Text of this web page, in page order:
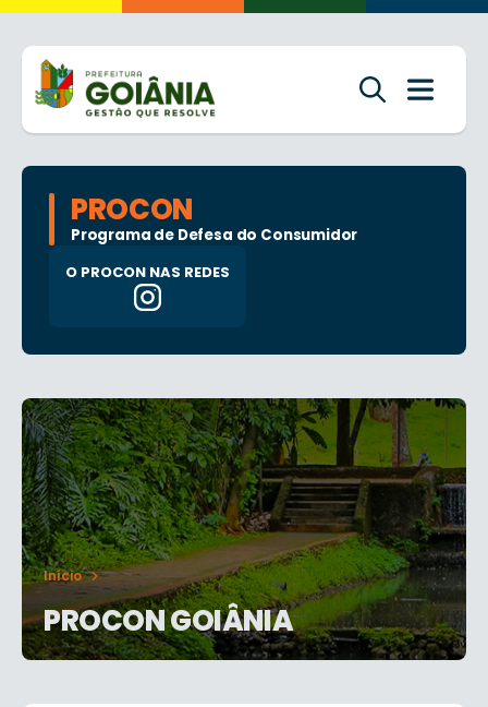
PROCON
Programa de Defesa do Consumidor
O PROCON NAS REDES
Início
PROCON GOIÂNIA